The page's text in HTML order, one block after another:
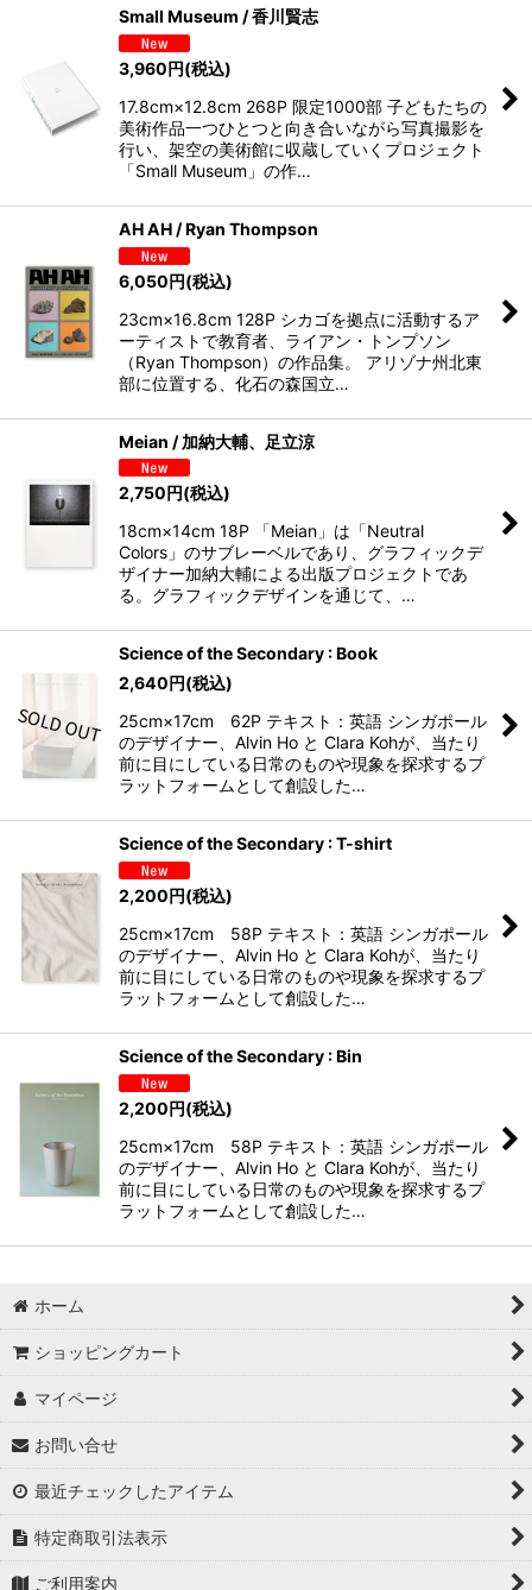
Small Museum / 香川賢志
3,960円(税込)
17.8cm×12.8cm 268P 限定1000部 子どもたちの
美術作品一つひとつと向き合いながら写真撮影を
行い、架空の美術館に収蔵していくプロジェクト
「Small Museum」の作…
AH AH / Ryan Thompson
6,050円(税込)
23cm×16.8cm 128P シカゴを拠点に活動するア
ーティストで教育者、ライアン・トンプソン
（Ryan Thompson）の作品集。 アリゾナ州北東
部に位置する、化石の森国立…
Meian / 加納大輔、足立涼
2,750円(税込)
18cm×14cm 18P 「Meian」は「Neutral
Colors」のサブレーベルであり、グラフィックデ
ザイナー加納大輔による出版プロジェクトであ
る。グラフィックデザインを通じて、…
Science of the Secondary : Book
2,640円(税込)
25cm×17cm 62P テキスト：英語 シンガポール
のデザイナー、Alvin Ho と Clara Kohが、当たり
前に目にしている日常のものや現象を探求するプ
ラットフォームとして創設した…
Science of the Secondary : T-shirt
2,200円(税込)
25cm×17cm 58P テキスト：英語 シンガポール
のデザイナー、Alvin Ho と Clara Kohが、当たり
前に目にしている日常のものや現象を探求するプ
ラットフォームとして創設した…
Science of the Secondary : Bin
2,200円(税込)
25cm×17cm 58P テキスト：英語 シンガポール
のデザイナー、Alvin Ho と Clara Kohが、当たり
前に目にしている日常のものや現象を探求するプ
ラットフォームとして創設した…
ホーム
ショッピングカート
マイページ
お問い合せ
最近チェックしたアイテム
特定商取引法表示
ご利用案内